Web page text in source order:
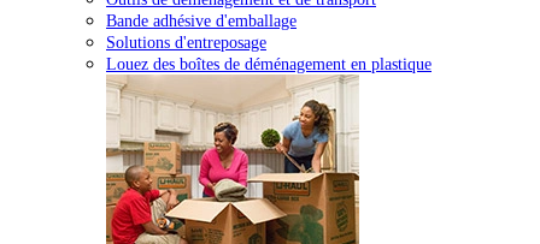
Bande adhésive d'emballage
Solutions d'entreposage
Louez des boîtes de déménagement en plastique